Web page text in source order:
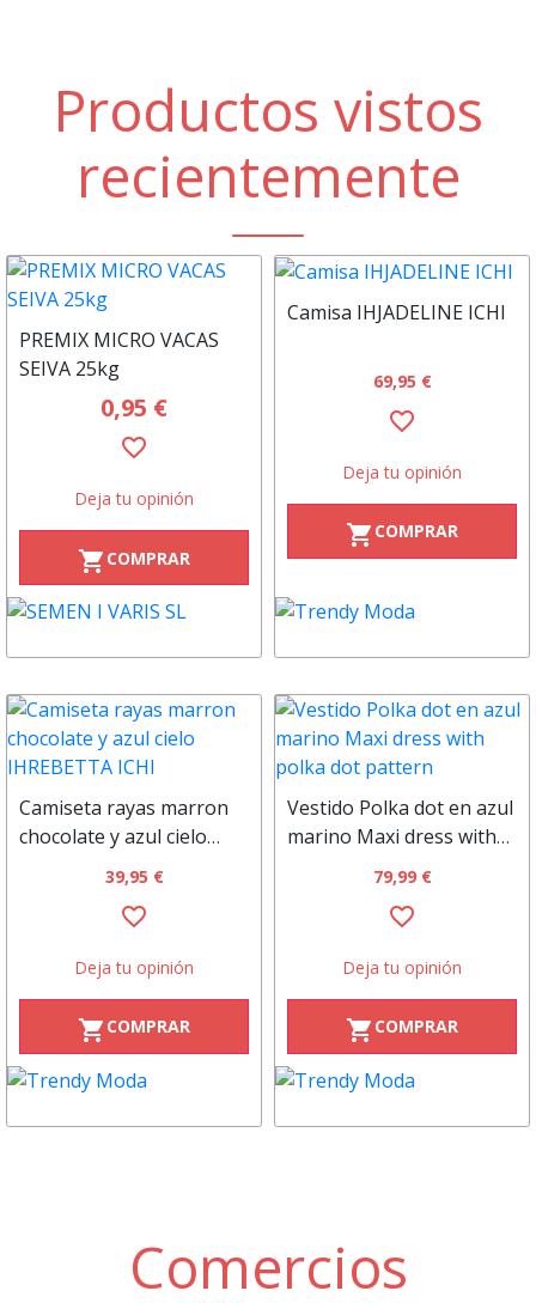
Productos vistos
recientemente
PREMIX MICRO VACAS
SEIVA 25kg
0,95 €
favorite_border
Deja tu opinión
shopping_cart COMPRAR
Camisa IHJADELINE ICHI
69,95 €
favorite_border
Deja tu opinión
shopping_cart COMPRAR
Camiseta rayas marron
chocolate y azul cielo
IHREBETTA ICHI
39,95 €
favorite_border
Deja tu opinión
shopping_cart COMPRAR
Vestido Polka dot en azul
marino Maxi dress with
polka dot pattern
79,99 €
favorite_border
Deja tu opinión
shopping_cart COMPRAR
Comercios